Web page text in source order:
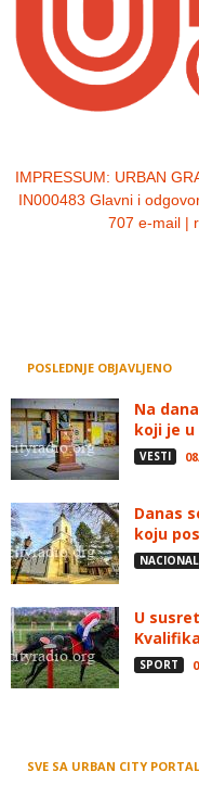
IMPRESSUM: URBAN
IN000483 Glavni i
707 e-mail |
POSLEDNJE OBJAVLJENO
Na
koji je u
VESTI
Danas
koju
U
SPORT
SVE SA URBAN CITY